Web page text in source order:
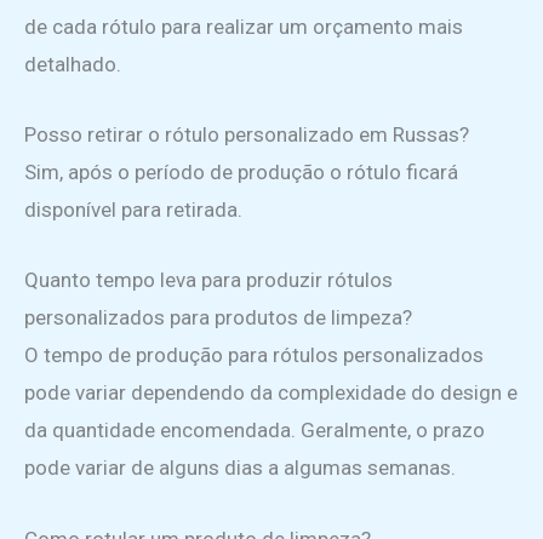
de cada rótulo para realizar um orçamento mais
detalhado.
Posso retirar o rótulo personalizado em Russas?
Sim, após o período de produção o rótulo ficará
disponível para retirada.
Quanto tempo leva para produzir rótulos
personalizados para produtos de limpeza?
O tempo de produção para rótulos personalizados
pode variar dependendo da complexidade do design e
da quantidade encomendada. Geralmente, o prazo
pode variar de alguns dias a algumas semanas.